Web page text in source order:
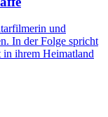
und
In der Folge spricht
in ihrem Heimatland